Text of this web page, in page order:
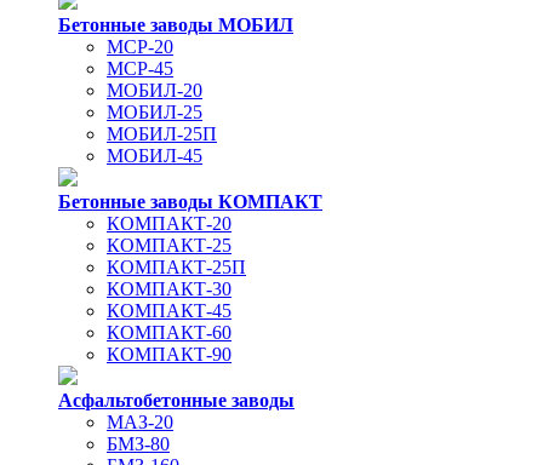
Бетонные заводы МОБИЛ
MCP-20
MCP-45
МОБИЛ-20
МОБИЛ-25
МОБИЛ-25П
МОБИЛ-45
Бетонные заводы КОМПАКТ
КОМПАКТ-20
КОМПАКТ-25
КОМПАКТ-25П
КОМПАКТ-30
КОМПАКТ-45
КОМПАКТ-60
КОМПАКТ-90
Асфальтобетонные заводы
МАЗ-20
БМЗ-80